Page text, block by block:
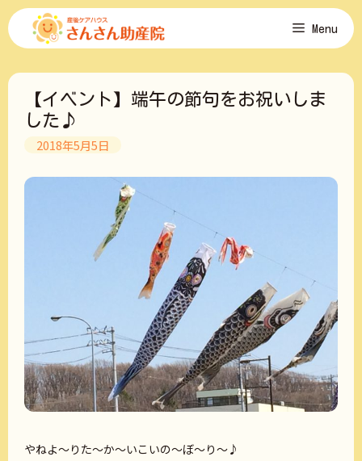
コ
ン
ツ
Menu
【イベント】端午の節句をお祝いしま
した♪
2018年5月5日
やねよ～りた～か～いこいの～ぼ～り～♪